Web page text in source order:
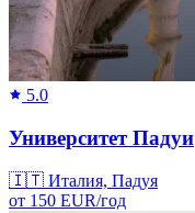
5.0
Университет Падуи
🇮🇹 Италия, Падуя
от 150 EUR/год